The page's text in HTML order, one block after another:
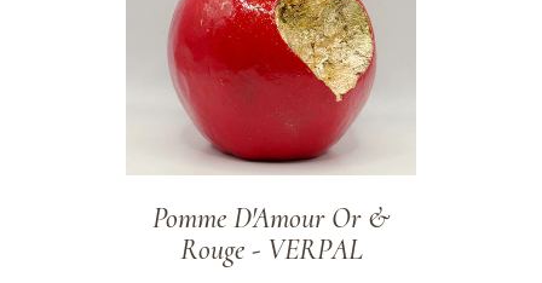
Pomme D'Amour Or &
Rouge - VERPAL